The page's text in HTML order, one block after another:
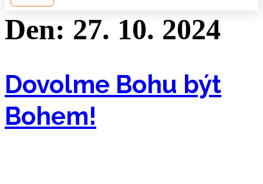
Den: 27. 10. 2024
Dovolme Bohu být
Bohem!